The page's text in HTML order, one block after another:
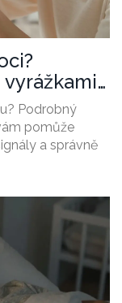
Podrobný
pomůže
a správně